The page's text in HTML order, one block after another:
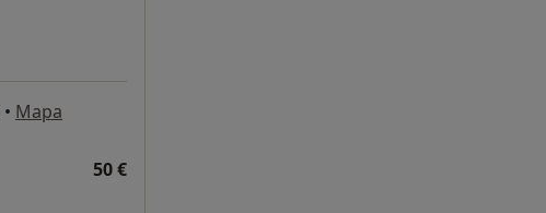
• Mapa
50 €